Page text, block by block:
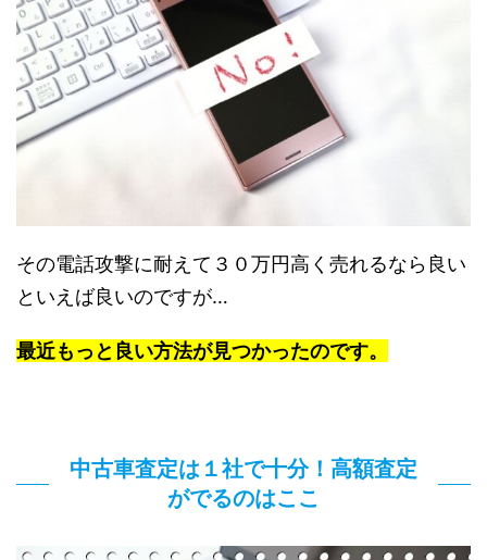
その電話攻撃に耐えて３０万円高く売れるなら良い
といえば良いのですが…
最近もっと良い方法が見つかったのです。
中古車査定は１社で十分！高額査定
がでるのはここ